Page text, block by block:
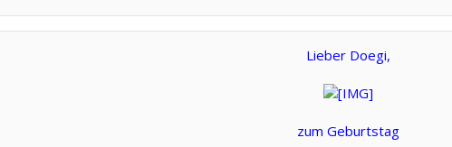
Lieber Doegi,
zum Geburtstag